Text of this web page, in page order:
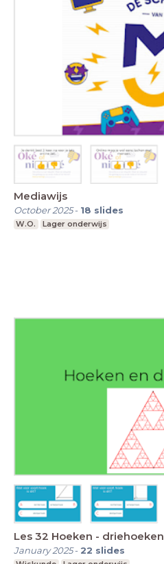
Mediawijs
October 2025- 18 slides
W.O. Lager onderwijs
Les 32 Hoeken - driehoeken
January 2025- 22 slides